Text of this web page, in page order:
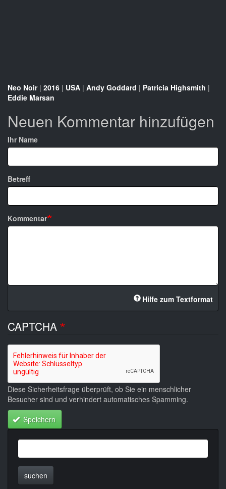
Neo Noir| 2016 | USA | Andy Goddard | Patricia Highsmith |
Eddie Marsan
Neuen Kommentar hinzufügen
Ihr Name
Betreff
Kommentar
Hilfe zum Textformat
CAPTCHA
Diese Sicherheitsfrage überprüft, ob Sie ein menschlicher
Besucher sind und verhindert automatisches Spamming.
Speichern
suchen